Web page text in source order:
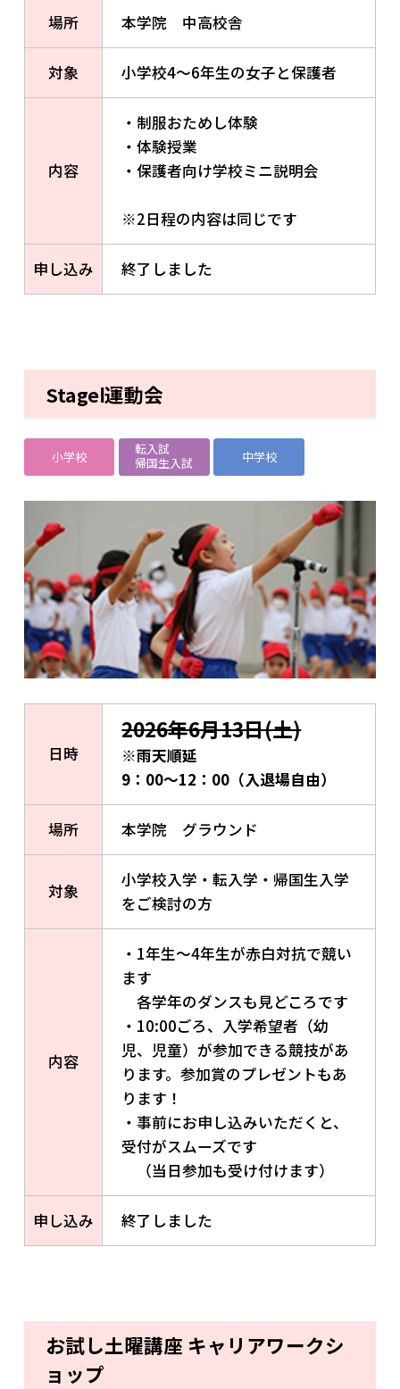
場所 本学院 中高校舎
対象 小学校4〜6年生の女子と保護者
内容
・制服おためし体験
・体験授業
・保護者向け学校ミニ説明会
※2日程の内容は同じです
申し込み 終了しました
StageⅠ運動会
小学校
転入試
帰国生入試
中学校
日時
2026年6月13日(土)
※雨天順延
9：00～12：00（入退場自由）
場所 本学院 グラウンド
対象
小学校入学・転入学・帰国生入学
をご検討の方
内容
・1年生～4年生が赤白対抗で競い
ます
各学年のダンスも見どころです
・10:00ごろ、入学希望者（幼
児、児童）が参加できる競技があ
ります。参加賞のプレゼントもあ
ります！
・事前にお申し込みいただくと、
受付がスムーズです
（当日参加も受け付けます）
申し込み 終了しました
お試し土曜講座 キャリアワークシ
ョップ